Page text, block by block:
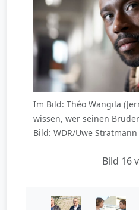
Im Bild: Théo Wangila
wissen, wer seinen
Bild: WDR/Uwe Stratmann
Bild 16